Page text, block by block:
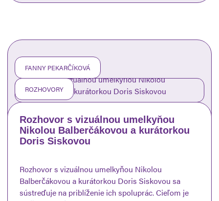
FANNY PEKARČÍKOVÁ
ROZHOVORY
Rozhovor s vizuálnou umelkyňou
Nikolou Balberčákovou a kurátorkou
Doris Siskovou
Rozhovor s vizuálnou umelkyňou Nikolou
Balberčákovou a kurátorkou Doris Siskovou sa
sústreďuje na priblíženie ich spoluprác. Cieľom je